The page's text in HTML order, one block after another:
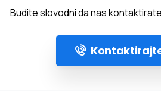
Budite slovodni da nas